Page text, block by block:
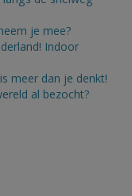
je mee?
Indoor
meer dan je denkt!
al bezocht?